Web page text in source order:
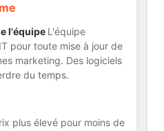
l'équipe L'équipe
pour toute mise à jour de
marketing. Des logiciels
du temps.
plus élevé pour moins de